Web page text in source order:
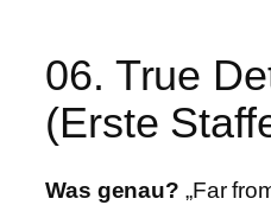
06. True
(Erste
Was genau? „Far